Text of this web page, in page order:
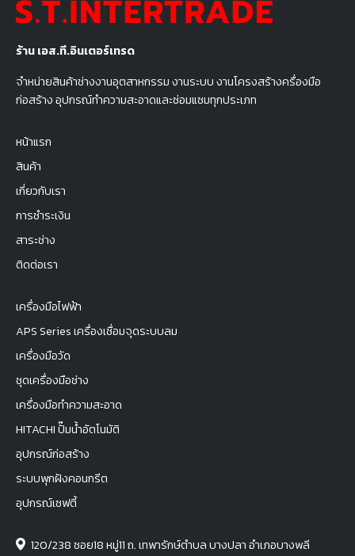
ร้าน เอส.ที.อินเตอร์เทรด
จำหน่ายสินค้าช่างงานอุตสาหกรรม งานระบบ งานโครงสร้างครื่องมือ
ก่อสร้าง อุปกรณ์ทำความสะอาดและซ่อมแซมทุกประเภท
หน้าแรก
สินค้า
เกี่ยวกับเรา
การชำระเงิน
สาระช่าง
ติดต่อเรา
เครื่องมือไฟฟ้า
APS Series เครื่องเชื่อมจุดระบบลม
เครื่องมือวัด
ชุดเครื่องมือช่าง
เครื่องมือทำความสะอาด
HITACHI ปั๊มน้ำอัตโนมัติ
อุปกรณ์ก่อสร้าง
ระบบพุกฝังคอนกรีต
อุปกรณ์เซฟตี้
120/238 ซอย18 หมู่11 ถ. เทพารักษ์ตำบล บางปลา อำเภอบางพลี